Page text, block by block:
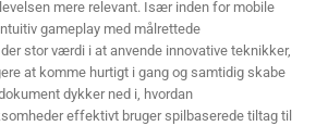
mere relevant. Især inden for mobile
gameplay med målrettede
stor værdi i at anvende innovative teknikker,
at komme hurtigt i gang og samtidig skabe
dykker ned i, hvordan
effektivt bruger spilbaserede tiltag til